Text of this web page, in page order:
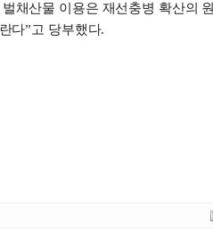
채산물 이용은 재선충병 확산의 원
다”고 당부했다.